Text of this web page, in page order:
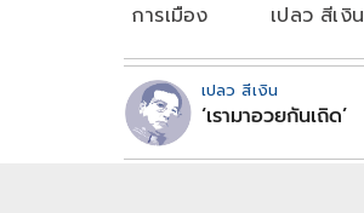
การเมือง เปลว สีเงิน
เปลว สีเงิน
‘เรามาอวยกันเถิด’